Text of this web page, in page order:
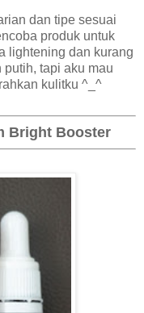
dan tipe sesuai
produk untuk
lightening dan kurang
tapi aku mau
kulitku ^_^
Bright Booster